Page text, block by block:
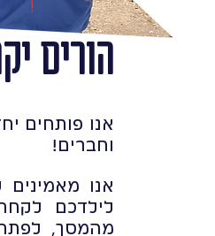
אנו פותחים
וחברים!
אנו
לילדכם
מהמסך, לפתח
הורים